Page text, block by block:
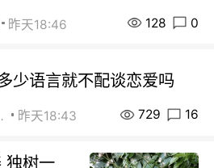
昨天18:46 128 0
少语言就不配谈恋爱吗
昨天18:43 729 16
独树一